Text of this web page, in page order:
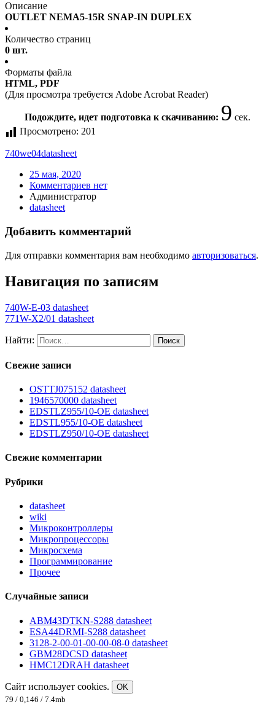
Описание
OUTLET NEMA5-15R SNAP-IN DUPLEX
Количество страниц
0 шт.
Форматы файла
HTML, PDF
(Для просмотра требуется Adobe Acrobat Reader)
Подождите, идет подготовка к скачиванию: 9 сек.
Просмотрено: 201
740we04datasheet
25 мая, 2020
Комментариев нет
Администратор
datasheet
Добавить комментарий
Для отправки комментария вам необходимо авторизоваться.
Навигация по записям
740W-E-03 datasheet
771W-X2/01 datasheet
Найти:
Свежие записи
OSTTJ075152 datasheet
1946570000 datasheet
EDSTLZ955/10-OE datasheet
EDSTL955/10-OE datasheet
EDSTLZ950/10-OE datasheet
Свежие комментарии
Рубрики
datasheet
wiki
Микроконтроллеры
Микропроцессоры
Микросхема
Программирование
Прочее
Случайные записи
ABM43DTKN-S288 datasheet
ESA44DRMI-S288 datasheet
3128-2-00-01-00-00-08-0 datasheet
GBM28DCSD datasheet
HMC12DRAH datasheet
Сайт использует cookies.
OK
79 / 0,146 / 7.4mb